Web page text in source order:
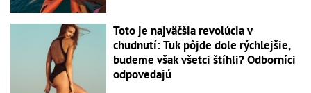
Toto je najväčšia revolúcia v
chudnutí: Tuk pôjde dole rýchlejšie,
budeme však všetci štíhli? Odborníci
odpovedajú